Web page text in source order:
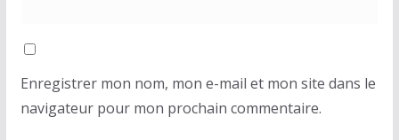
Enregistrer mon nom, mon e-mail et mon site dans le
navigateur pour mon prochain commentaire.